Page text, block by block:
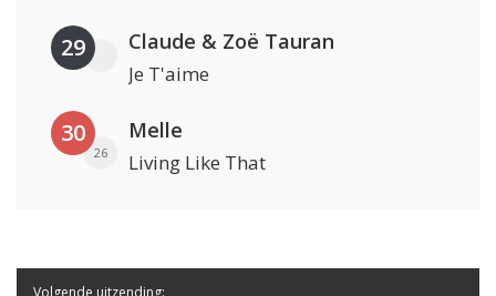
29 Claude & Zoë Tauran
Je T'aime
30
26
Melle
Living Like That